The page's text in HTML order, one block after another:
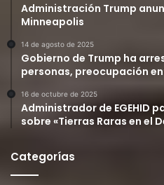
Administración Trump
Minneapolis
14 de agosto de 2025
Gobierno de Trump ha
personas, preocupación
16 de octubre de 2025
Administrador de EGEHID
sobre «Tierras Raras en el
Categorías